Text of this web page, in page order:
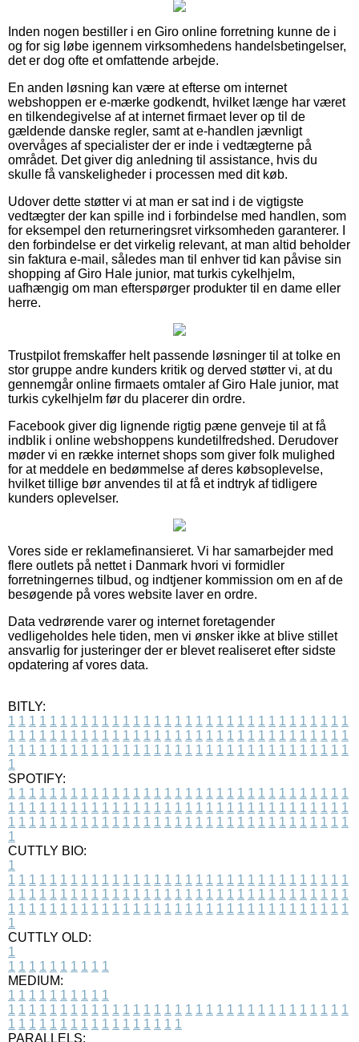
Inden nogen bestiller i en Giro online forretning kunne de i
og for sig løbe igennem virksomhedens handelsbetingelser,
det er dog ofte et omfattende arbejde.
En anden løsning kan være at efterse om internet
webshoppen er e-mærke godkendt, hvilket længe har været
en tilkendegivelse af at internet firmaet lever op til de
gældende danske regler, samt at e-handlen jævnligt
overvåges af specialister der er inde i vedtægterne på
området. Det giver dig anledning til assistance, hvis du
skulle få vanskeligheder i processen med dit køb.
Udover dette støtter vi at man er sat ind i de vigtigste
vedtægter der kan spille ind i forbindelse med handlen, som
for eksempel den returneringsret virksomheden garanterer. I
den forbindelse er det virkelig relevant, at man altid beholder
sin faktura e-mail, således man til enhver tid kan påvise sin
shopping af Giro Hale junior, mat turkis cykelhjelm,
uafhængig om man efterspørger produkter til en dame eller
herre.
Trustpilot fremskaffer helt passende løsninger til at tolke en
stor gruppe andre kunders kritik og derved støtter vi, at du
gennemgår online firmaets omtaler af Giro Hale junior, mat
turkis cykelhjelm før du placerer din ordre.
Facebook giver dig lignende rigtig pæne genveje til at få
indblik i online webshoppens kundetilfredshed. Derudover
møder vi en række internet shops som giver folk mulighed
for at meddele en bedømmelse af deres købsoplevelse,
hvilket tillige bør anvendes til at få et indtryk af tidligere
kunders oplevelser.
Vores side er reklamefinansieret. Vi har samarbejder med
flere outlets på nettet i Danmark hvori vi formidler
forretningernes tilbud, og indtjener kommission om en af de
besøgende på vores website laver en ordre.
Data vedrørende varer og internet foretagender
vedligeholdes hele tiden, men vi ønsker ikke at blive stillet
ansvarlig for justeringer der er blevet realiseret efter sidste
opdatering af vores data.
BITLY:
1 1 1 1 1 1 1 1 1 1 1 1 1 1 1 1 1 1 1 1 1 1 1 1 1 1 1 1 1 1 1 1 1
1 1 1 1 1 1 1 1 1 1 1 1 1 1 1 1 1 1 1 1 1 1 1 1 1 1 1 1 1 1 1 1 1
1 1 1 1 1 1 1 1 1 1 1 1 1 1 1 1 1 1 1 1 1 1 1 1 1 1 1 1 1 1 1 1 1
1
SPOTIFY:
1 1 1 1 1 1 1 1 1 1 1 1 1 1 1 1 1 1 1 1 1 1 1 1 1 1 1 1 1 1 1 1 1
1 1 1 1 1 1 1 1 1 1 1 1 1 1 1 1 1 1 1 1 1 1 1 1 1 1 1 1 1 1 1 1 1
1 1 1 1 1 1 1 1 1 1 1 1 1 1 1 1 1 1 1 1 1 1 1 1 1 1 1 1 1 1 1 1 1
1
CUTTLY BIO:
1
1 1 1 1 1 1 1 1 1 1 1 1 1 1 1 1 1 1 1 1 1 1 1 1 1 1 1 1 1 1 1 1 1
1 1 1 1 1 1 1 1 1 1 1 1 1 1 1 1 1 1 1 1 1 1 1 1 1 1 1 1 1 1 1 1 1
1 1 1 1 1 1 1 1 1 1 1 1 1 1 1 1 1 1 1 1 1 1 1 1 1 1 1 1 1 1 1 1 1
1
CUTTLY OLD:
1
1 1 1 1 1 1 1 1 1 1
MEDIUM:
1 1 1 1 1 1 1 1 1 1
1 1 1 1 1 1 1 1 1 1 1 1 1 1 1 1 1 1 1 1 1 1 1 1 1 1 1 1 1 1 1 1 1
1 1 1 1 1 1 1 1 1 1 1 1 1 1 1 1 1
PARALLELS: